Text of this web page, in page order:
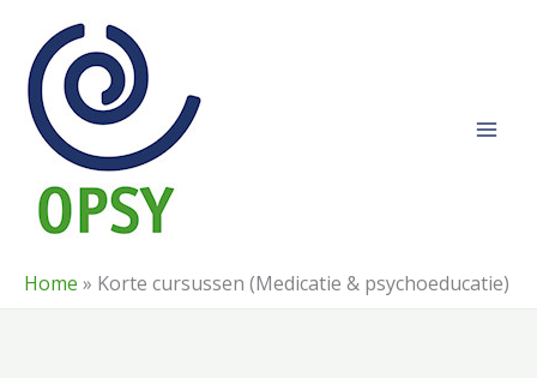
naar
inhoud
Home » Korte cursussen (Medicatie & psychoeducatie)